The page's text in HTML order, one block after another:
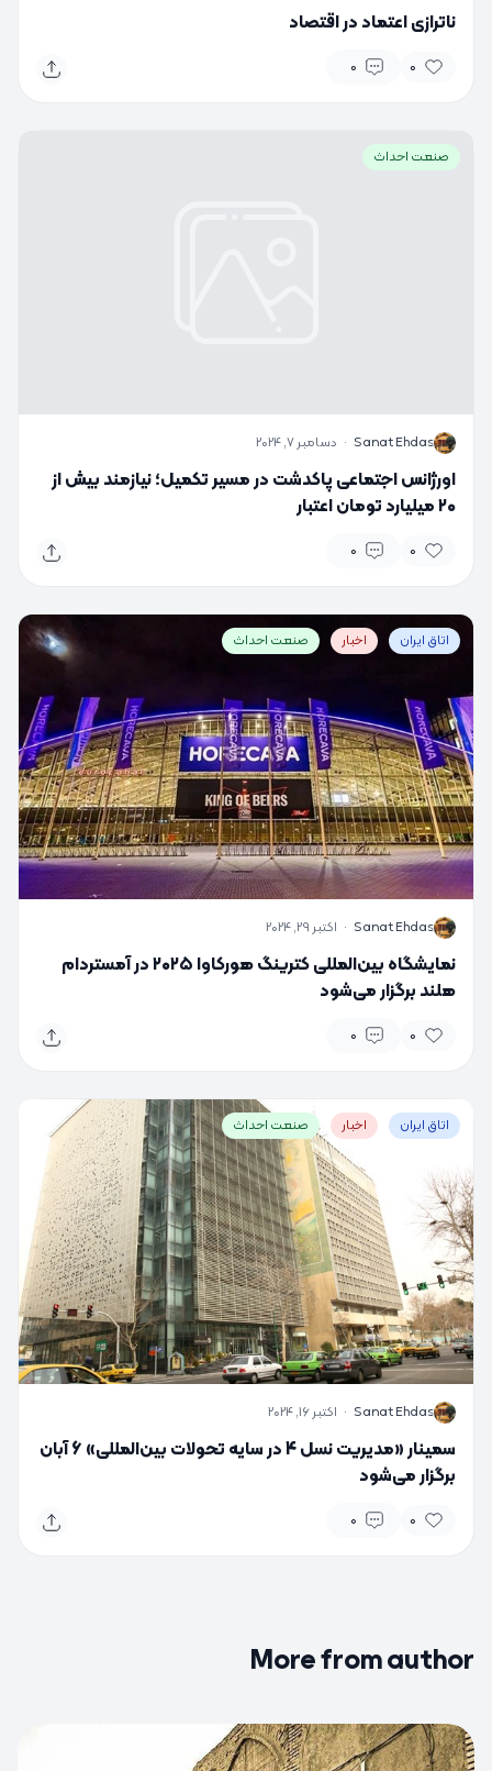
ناترازی اعتماد در اقتصاد
0
0
صنعت احداث
S
Sanat Ehdas
· دسامبر 7, 2024
اورژانس اجتماعی پاکدشت در مسیر تکمیل؛ نیازمند بیش از
۲۰ میلیارد تومان اعتبار
0
0
اتاق ایران اخبار صنعت احداث
S
Sanat Ehdas
· اکتبر 29, 2024
نمایشگاه بین‌المللی کترینگ هورکاوا ۲۰۲۵ در آمستردام
هلند برگزار می‌شود
0
0
اتاق ایران اخبار صنعت احداث
S
Sanat Ehdas
· اکتبر 16, 2024
سمینار «مدیریت نسل 4 در سایه تحولات بین‌المللی» 6 آبان
برگزار می‌شود
0
0
More from author
0